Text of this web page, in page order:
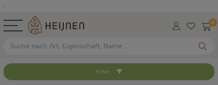
0
Sortieren nach
Filter